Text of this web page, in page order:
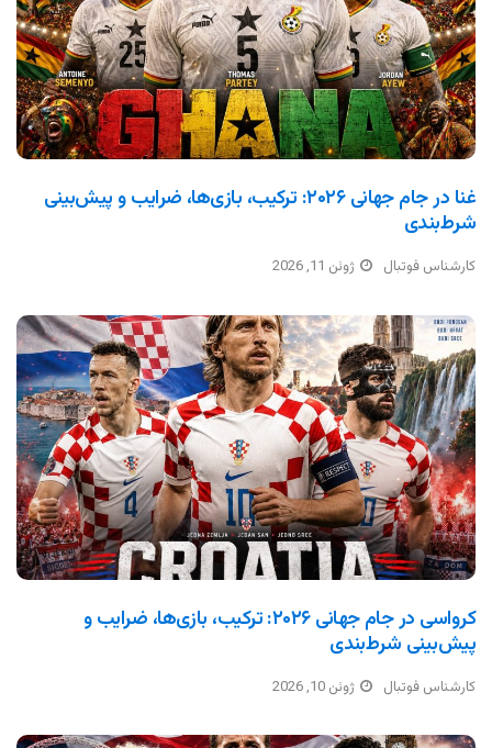
غنا در جام جهانی ۲۰۲۶: ترکیب، بازی‌ها، ضرایب و پیش‌بینی
شرط‌بندی
کارشناس فوتبال ژوئن 11, 2026
کرواسی در جام جهانی ۲۰۲۶: ترکیب، بازی‌ها، ضرایب و
پیش‌بینی شرط‌بندی
کارشناس فوتبال ژوئن 10, 2026